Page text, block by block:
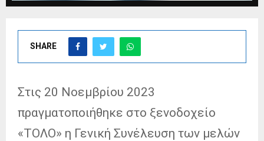
SHARE
Στις 20 Νοεμβρίου 2023
πραγματοποιήθηκε στο ξενοδοχείο
«ΤΟΛΟ» η Γενική Συνέλευση των μελών